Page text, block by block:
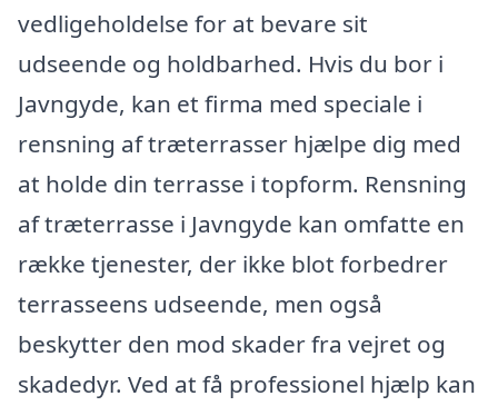
vedligeholdelse for at bevare sit
udseende og holdbarhed. Hvis du bor i
Javngyde, kan et firma med speciale i
rensning af træterrasser hjælpe dig med
at holde din terrasse i topform. Rensning
af træterrasse i Javngyde kan omfatte en
række tjenester, der ikke blot forbedrer
terrasseens udseende, men også
beskytter den mod skader fra vejret og
skadedyr. Ved at få professionel hjælp kan